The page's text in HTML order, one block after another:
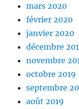
mars 2020
février 2020
janvier 2020
décembre
novembre
octobre 2019
septembre
août 2019